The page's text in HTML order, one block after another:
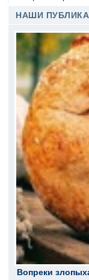
НАШИ
Вопреки